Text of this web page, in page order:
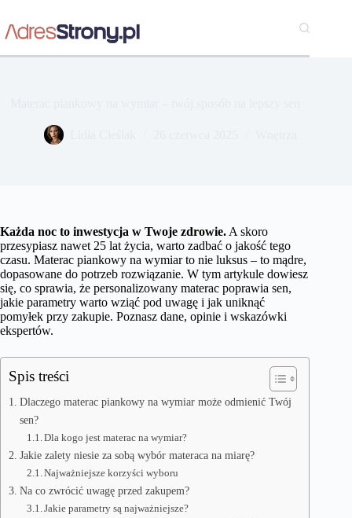
treści
Każda noc to inwestycja w Twoje zdrowie. A skoro
przesypiasz nawet 25 lat życia, warto zadbać o jakość tego
czasu. Materac piankowy na wymiar to nie luksus – to mądre,
dopasowane do potrzeb rozwiązanie. W tym artykule dowiesz
się, co sprawia, że personalizowany materac poprawia sen,
jakie parametry warto wziąć pod uwagę i jak uniknąć
pomyłek przy zakupie. Poznasz dane, opinie i wskazówki
ekspertów.
Spis treści
Dlaczego materac piankowy na wymiar może odmienić Twój
sen?
Dla kogo jest materac na wymiar?
Jakie zalety niesie za sobą wybór materaca na miarę?
Najważniejsze korzyści wyboru
Na co zwrócić uwagę przed zakupem?
Jakie parametry są najważniejsze?